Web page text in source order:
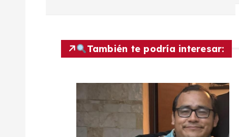
También te podría interesar: